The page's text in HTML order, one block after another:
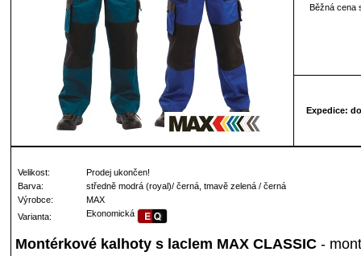
Běžná cena
Expedice:
Velikost:
Prodej ukončen!
Barva:
středně modrá (royal)/ černá, tmavě zelená / černá
Výrobce:
MAX
Varianta:
Ekonomická
Montérkové kalhoty s laclem MAX CLASSIC -